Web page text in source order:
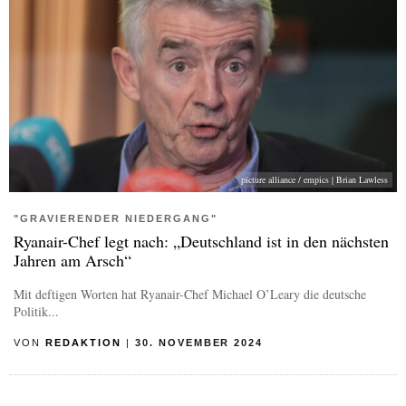
picture alliance / empics | Brian Lawless
"GRAVIERENDER NIEDERGANG"
Ryanair-Chef legt nach: „Deutschland ist in den nächsten
Jahren am Arsch“
Mit deftigen Worten hat Ryanair-Chef Michael O’Leary die deutsche
Politik...
VON REDAKTION 30. NOVEMBER 2024